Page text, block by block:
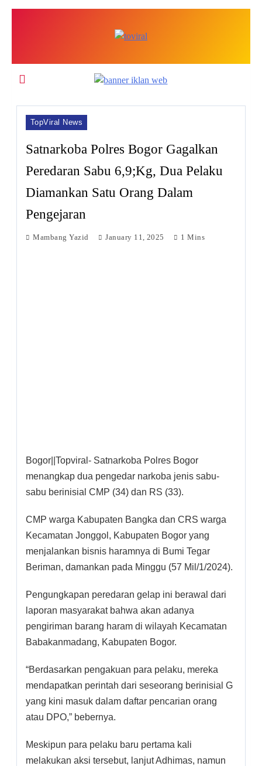
TopViral News
Satnarkoba Polres Bogor Gagalkan
Peredaran Sabu 6,9;Kg, Dua Pelaku
Diamankan Satu Orang Dalam
Pengejaran
Mambang Yazid January 11, 2025 1 Mins
Bogor||Topviral- Satnarkoba Polres Bogor
menangkap dua pengedar narkoba jenis sabu-
sabu berinisial CMP (34) dan RS (33).
CMP warga Kabupaten Bangka dan CRS warga
Kecamatan Jonggol, Kabupaten Bogor yang
menjalankan bisnis haramnya di Bumi Tegar
Beriman, damankan pada Minggu (57 Mil/1/2024).
Pengungkapan peredaran gelap ini berawal dari
laporan masyarakat bahwa akan adanya
pengiriman barang haram di wilayah Kecamatan
Babakanmadang, Kabupaten Bogor.
“Berdasarkan pengakuan para pelaku, mereka
mendapatkan perintah dari seseorang berinisial G
yang kini masuk dalam daftar pencarian orang
atau DPO,” bebernya.
Meskipun para pelaku baru pertama kali
melakukan aksi tersebut, lanjut Adhimas, namun